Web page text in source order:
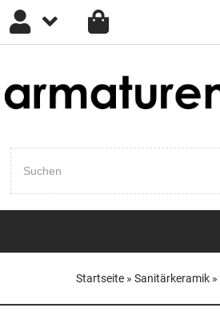
Startseite » Sanitärkeramik »